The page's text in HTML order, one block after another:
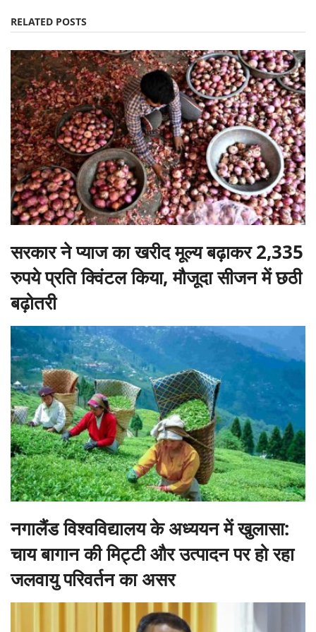
RELATED POSTS
सरकार ने प्याज का खरीद मूल्य बढ़ाकर 2,335
रुपये प्रति क्विंटल किया, मौजूदा सीजन में छठी
बढ़ोतरी
नगालैंड विश्वविद्यालय के अध्ययन में खुलासा:
चाय बागान की मिट्टी और उत्पादन पर हो रहा
जलवायु परिवर्तन का असर